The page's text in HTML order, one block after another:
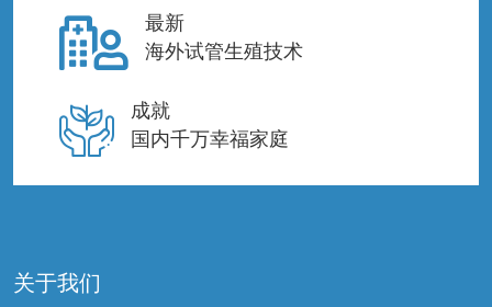
最新
海外试管生殖技术
成就
国内千万幸福家庭
关于我们